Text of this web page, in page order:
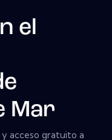
el
Mar
acceso gratuito a